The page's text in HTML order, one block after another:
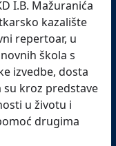
I.B. Mažuranića
kazalište
repertoar, u
škola s
izvedbe, dosta
su kroz predstave
u životu i
drugima